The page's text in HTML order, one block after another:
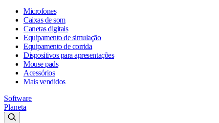
Microfones
Caixas de som
Canetas digitais
Equipamento de simulação
Equipamento de corrida
Dispositivos para apresentações
Mouse pads
Acessórios
Mais vendidos
Software
Planeta